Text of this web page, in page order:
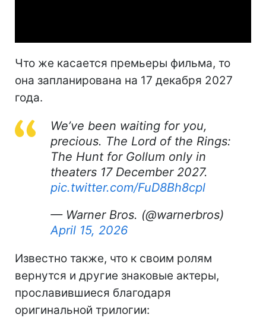
Что же касается премьеры фильма, то
она запланирована на 17 декабря 2027
года.
We’ve been waiting for you,
precious. The Lord of the Rings:
The Hunt for Gollum only in
theaters 17 December 2027.
pic.twitter.com/FuD8Bh8cpl
— Warner Bros. (@warnerbros)
April 15, 2026
Известно также, что к своим ролям
вернутся и другие знаковые актеры,
прославившиеся благодаря
оригинальной трилогии: